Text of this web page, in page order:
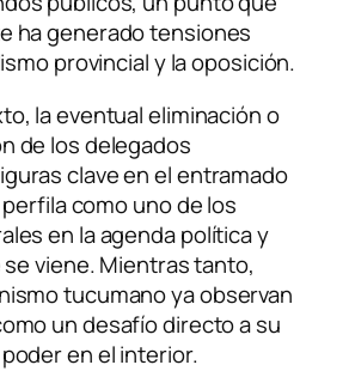
ha generado tensiones
provincial y la oposición.
la eventual eliminación o
de los delegados
clave en el entramado
como uno de los
en la agenda política y
viene. Mientras tanto,
tucumano ya observan
un desafío directo a su
en el interior.